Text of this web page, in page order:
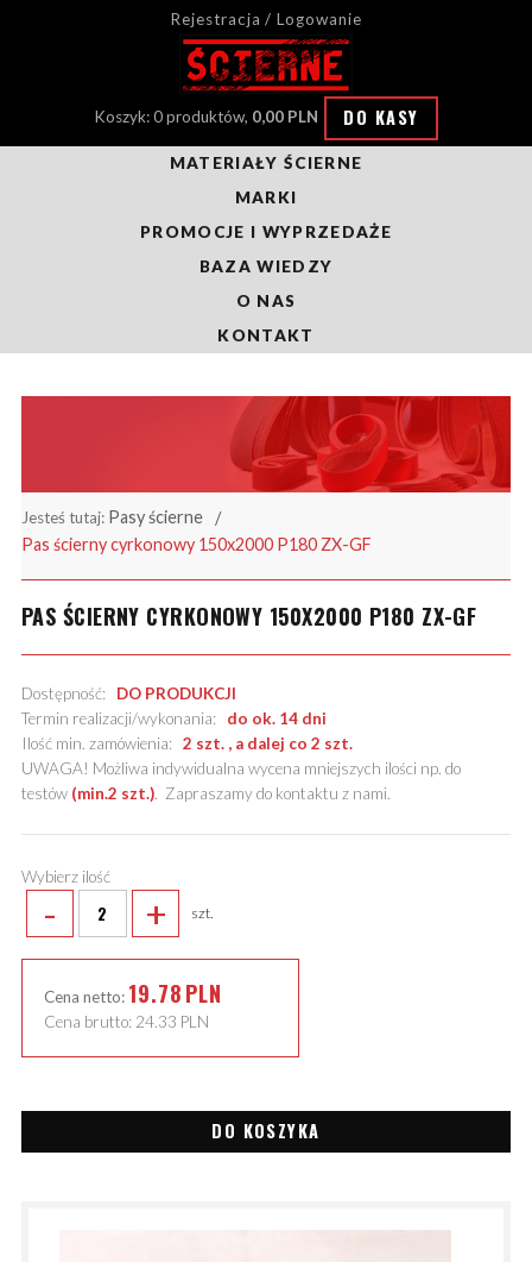
Rejestracja / Logowanie
Koszyk: 0 produktów, 0,00 PLN DO KASY
MATERIAŁY ŚCIERNE
MARKI
PROMOCJE I WYPRZEDAŻE
BAZA WIEDZY
O NAS
KONTAKT
Jesteś tutaj: Pasy ścierne
Pas ścierny cyrkonowy 150x2000 P180 ZX-GF
PAS ŚCIERNY CYRKONOWY 150X2000 P180 ZX-GF
Dostępność: DO PRODUKCJI
Termin realizacji/wykonania: do ok. 14 dni
Ilość min. zamówienia: 2 szt. , a dalej co 2 szt.
UWAGA! Możliwa indywidualna wycena mniejszych ilości np. do
testów (min.2 szt.). Zapraszamy do kontaktu z nami.
Wybierz ilość
- + szt.
Cena netto: 19.78PLN
Cena brutto: 24.33 PLN
DO KOSZYKA